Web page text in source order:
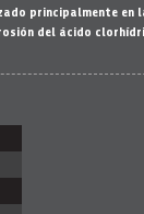
principalmente en
del ácido